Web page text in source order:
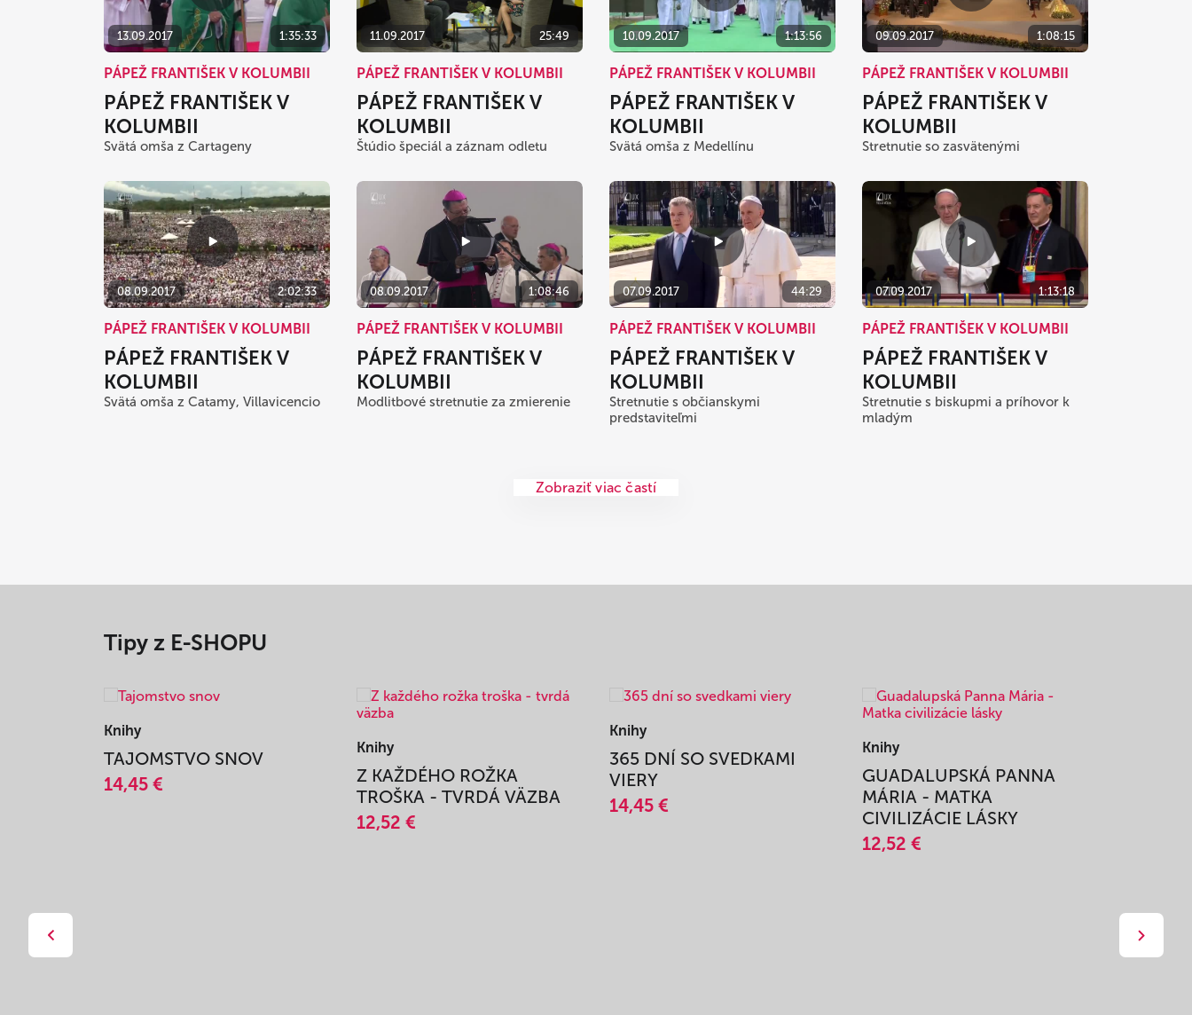
13.09.2017 1:35:33
PÁPEŽ FRANTIŠEK V KOLUMBII
PÁPEŽ FRANTIŠEK V
KOLUMBII
Svätá omša z Cartageny
11.09.2017 25:49
PÁPEŽ FRANTIŠEK V KOLUMBII
PÁPEŽ FRANTIŠEK V
KOLUMBII
Štúdio špeciál a záznam odletu
10.09.2017 1:13:56
PÁPEŽ FRANTIŠEK V KOLUMBII
PÁPEŽ FRANTIŠEK V
KOLUMBII
Svätá omša z Medellínu
09.09.2017 1:08:15
PÁPEŽ FRANTIŠEK V KOLUMBII
PÁPEŽ FRANTIŠEK V
KOLUMBII
Stretnutie so zasvätenými
08.09.2017 2:02:33
PÁPEŽ FRANTIŠEK V KOLUMBII
PÁPEŽ FRANTIŠEK V
KOLUMBII
Svätá omša z Catamy, Villavicencio
08.09.2017 1:08:46
PÁPEŽ FRANTIŠEK V KOLUMBII
PÁPEŽ FRANTIŠEK V
KOLUMBII
Modlitbové stretnutie za zmierenie
07.09.2017 44:29
PÁPEŽ FRANTIŠEK V KOLUMBII
PÁPEŽ FRANTIŠEK V
KOLUMBII
Stretnutie s občianskymi
predstaviteľmi
07.09.2017 1:13:18
PÁPEŽ FRANTIŠEK V KOLUMBII
PÁPEŽ FRANTIŠEK V
KOLUMBII
Stretnutie s biskupmi a príhovor k
mladým
Zobraziť viac častí
Tipy z E-SHOPU
Knihy
TAJOMSTVO SNOV
14,45 €
Knihy
Z KAŽDÉHO ROŽKA
TROŠKA - TVRDÁ VÄZBA
12,52 €
Knihy
365 DNÍ SO SVEDKAMI
VIERY
14,45 €
Knihy
GUADALUPSKÁ PANNA
MÁRIA - MATKA
CIVILIZÁCIE LÁSKY
12,52 €